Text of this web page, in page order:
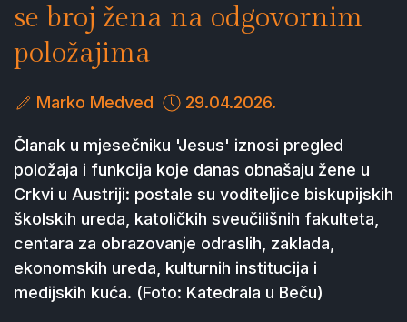
se broj žena na odgovornim
položajima
Marko Medved 29.04.2026.
Članak u mjesečniku 'Jesus' iznosi pregled
položaja i funkcija koje danas obnašaju žene u
Crkvi u Austriji: postale su voditeljice biskupijskih
školskih ureda, katoličkih sveučilišnih fakulteta,
centara za obrazovanje odraslih, zaklada,
ekonomskih ureda, kulturnih institucija i
medijskih kuća. (Foto: Katedrala u Beču)